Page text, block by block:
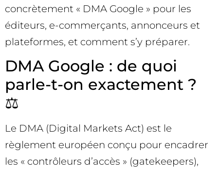
concrètement « DMA Google » pour les
éditeurs, e-commerçants, annonceurs et
plateformes, et comment s’y préparer.
DMA Google : de quoi
parle-t-on exactement ?
⚖️
Le DMA (Digital Markets Act) est le
règlement européen conçu pour encadrer
les « contrôleurs d’accès » (gatekeepers),